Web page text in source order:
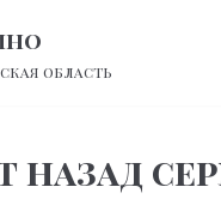
область
назад